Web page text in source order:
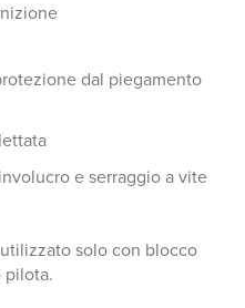
dal piegamento
e serraggio a vite
solo con blocco
pilota.